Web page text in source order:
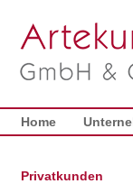
Home
Privatkunden